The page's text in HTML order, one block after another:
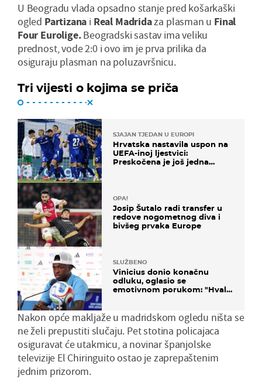
U Beogradu vlada opsadno stanje pred košarkaški
ogled Partizana i Real Madridaza plasman u Final
Four Eurolige.Beogradski sastav ima veliku
prednost, vode 2:0 i ovo im je prva prilika da
osiguraju plasman na poluzavršnicu.
Tri vijesti o kojima se priča
SJAJAN TJEDAN U EUROPI
Hrvatska nastavila uspon na
UEFA-inoj ljestvici:
Preskočena je još jedna
OPA!
Josip Šutalo radi transfer u
redove nogometnog diva i
bivšeg prvaka Europe
SLUŽBENO
Vinicius donio konačnu
odluku, oglasio se
emotivnom porukom: "Hvala
Nakon opće makljaže u madridskom ogledu ništa se
ne želi prepustiti slučaju. Pet stotina policajaca
osiguravat će utakmicu, a novinar španjolske
televizije El Chiringuito ostao je zaprepaštenim
jednim prizorom.